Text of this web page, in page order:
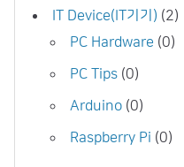
IT Device(IT기기) (2)
PC Hardware (0)
PC Tips (0)
Arduino (0)
Raspberry Pi (0)